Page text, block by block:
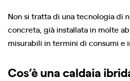
Non si tratta di una tecnologia di
concreta, già installata in molte
misurabili in termini di consumi e
Cos’è una caldaia